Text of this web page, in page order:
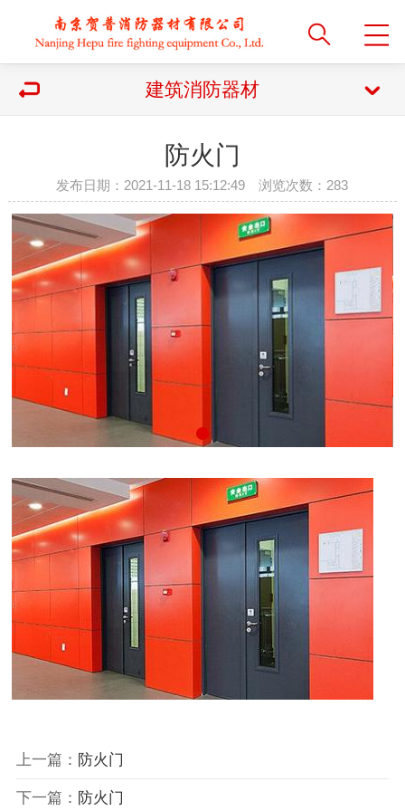
建筑消防器材
防火门
发布日期：2021-11-18 15:12:49 浏览次数： 283
上一篇： 防火门
下一篇： 防火门